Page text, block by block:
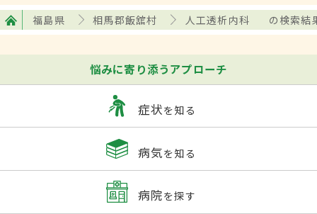
福島県 相馬郡飯舘村 人工透析内科 の検索結
悩みに寄り添うアプローチ
症状を知る
病気を知る
病院を探す